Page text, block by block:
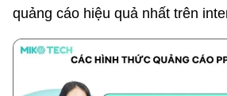
quảng cáo hiệu quả nhất trên